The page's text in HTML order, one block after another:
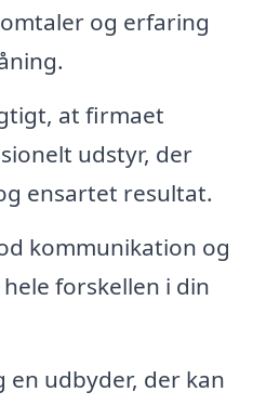
og erfaring
at firmaet
udstyr, der
ensartet resultat.
kommunikation og
forskellen i din
en udbyder, der kan